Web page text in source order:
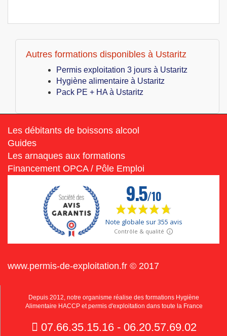
Autres formations disponibles à Ustaritz
Permis exploitation 3 jours à Ustaritz
Hygiène alimentaire à Ustaritz
Pack PE + HA à Ustaritz
Les débitants de boissons alcool
Guides
Les arnaques aux formations
Financement OPCA / Pôle Emploi
www.permis-de-exploitation.fr © 2017
Depuis 2012, notre organisme réalise des formations Hygiène
Alimentaire HACCP et permis d'exploitation dans toute la France
07.66.35.15.16 - 06.20.57.69.02